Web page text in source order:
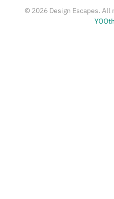
© 2026 Design Escapes.